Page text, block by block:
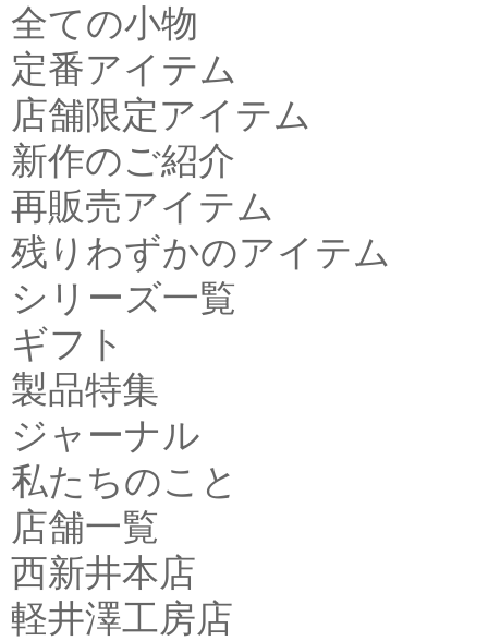
全ての小物
定番アイテム
店舗限定アイテム
新作のご紹介
再販売アイテム
残りわずかのアイテム
シリーズ一覧
ギフト
製品特集
ジャーナル
私たちのこと
店舗一覧
西新井本店
軽井澤工房店